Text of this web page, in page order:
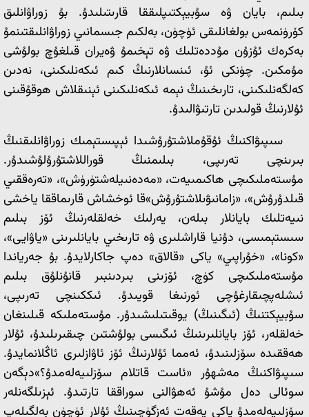
بىلىم، بايان ۋە سۇبيېكتىپلىققا قارىتىلىدۇ. بۇ زوراۋانلىق
كۆرۈنمەس بولغانلىقى ئۈچۈن، بەلكىم جىسمانىي زوراۋانلىقتىنمۇ
بەكرەك ئۇزۇن مۇددەتلىك ۋە تېخىمۇ ۋەيران قىلغۇچ بولۇشى
مۇمكىن. چۈنكى ئۇ، ئىنسانلارنىڭ كىم ئىكەنلىكىنى، نەدىن
كەلگەنلىكىنى، تارىخىنىڭ نېمە ئىكەنلىكىنى ئېنىقلاش ھوقۇقىنى
ئۇلارنىڭ قولىدىن تارتىۋالىدۇ.
سىپىۋاكنىڭ ئۇقۇملاشتۇرۇشىدا ئېپىستېمىك زوراۋانلىقنىڭ
بىرىنچى تەرىپى، بىلىمنىڭ قوراللاشتۇرۇلۇشىدۇر.
مۇستەملىكىچى ھاكىمىيەت، «مەدەنىيلەشتۈرۈش»، «تەرەققىي
قىلدۇرۇش»، «زامانىۋىلاشتۇرۇش»قا ئوخشاش قارىماققا ياخشى
نىيەتلىك بايانلار بىلەن، يەرلىك خەلقلەرنىڭ ئۆز بىلىم
سىستېمىسى، دۇنيا قاراشلىرى ۋە تارىخىي بايانلىرىنى «ياۋايى»،
«كونا»، «خۇراپىي» ياكى «قالاق» دەپ جاكارلايدۇ. بۇ جەرياندا
مۇستەملىكىچى كۈچ، ئۆزىنى بىردىنبىر قانۇنلۇق بىلىم
ئىشلەپچىقارغۇچى ئورنىغا قويىدۇ. ئىككىنچى تەرىپى،
سۇبيېكتنىڭ (ئىگىنىڭ) يوقىتىلىشىدۇر. مۇستەملىكە قىلىنغان
خەلقلەر، ئۆز بايانلىرىنىڭ ئىگىسى بولۇشتىن چىقىرىلىدۇ، ئۇلار
ھەققىدە سۆزلىنىدۇ، ئەمما ئۇلارنىڭ ئۆز ئاۋازلىرى ئاڭلانمايدۇ.
سىپىۋاكنىڭ مەشھۇر «ئاست قاتلام سۆزلىيەلەمدۇ؟»دېگەن
سوئالى دەل مۇشۇ ئەھۋالنى سوراققا تارتىدۇ. ئېزىلگەنلەر
سۆزلىيەلەمدۇ ياكى پەقەت ئەزگۈچىنىڭ ئۇلار ئۈچۈن بەلگىلەپ